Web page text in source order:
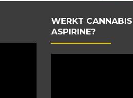
WERKT
ASPIRINE?